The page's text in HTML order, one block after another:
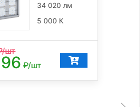
34 020 лм
5 000 К
шт
₽/шт